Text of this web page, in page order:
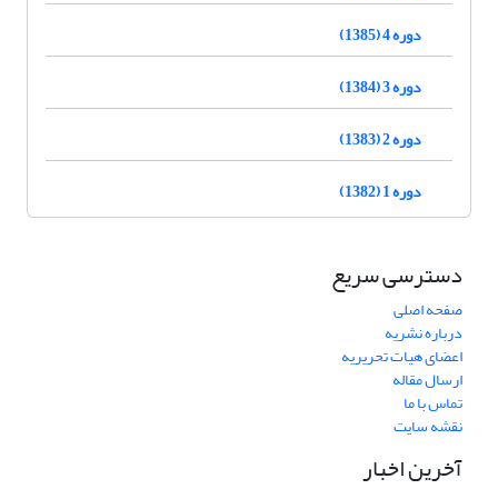
دوره 4 (1385)
دوره 3 (1384)
دوره 2 (1383)
دوره 1 (1382)
دسترسی سریع
صفحه اصلی
درباره نشریه
اعضای هیات تحریریه
ارسال مقاله
تماس با ما
نقشه سایت
آخرین اخبار